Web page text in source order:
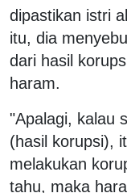
dipastikan istri
itu, dia
dari hasil
haram.
"Apalagi, kalau
(hasil korupsi),
melakukan
tahu, maka